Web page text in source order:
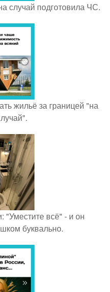
случай подготовила ЧС.
жильё за границей "на
"Уместите всё" - и он
буквально.